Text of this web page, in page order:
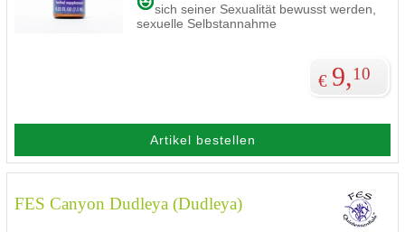
sich seiner Sexualität bewusst werden,
sexuelle Selbstannahme
€ 9,10
Artikel bestellen
FES Canyon Dudleya (Dudleya)